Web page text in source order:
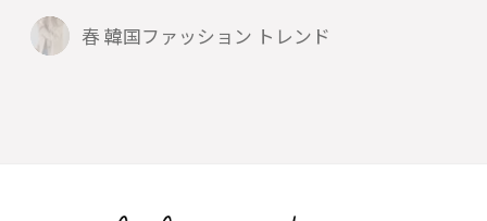
春 韓国ファッション トレンド